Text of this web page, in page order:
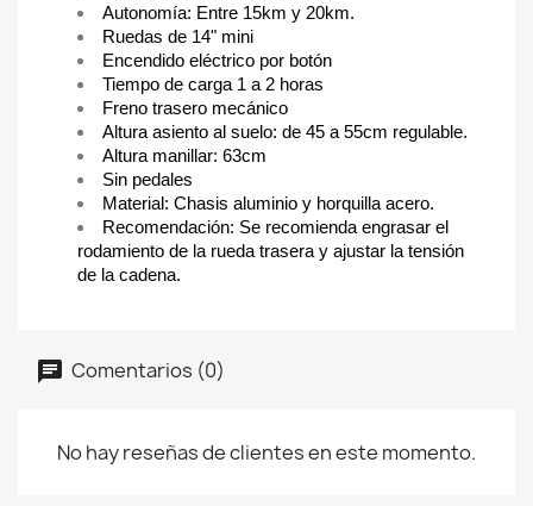
Autonomía: Entre 15km y 20km.
Ruedas de 14" mini
Encendido eléctrico por botón
Tiempo de carga 1 a 2 horas
Freno trasero mecánico
Altura asiento al suelo: de 45 a 55cm regulable.
Altura manillar: 63cm
Sin pedales
Material: Chasis aluminio y horquilla acero.
Recomendación: Se recomienda engrasar el
rodamiento de la rueda trasera y ajustar la tensión
de la cadena.
Comentarios (0)
No hay reseñas de clientes en este momento.